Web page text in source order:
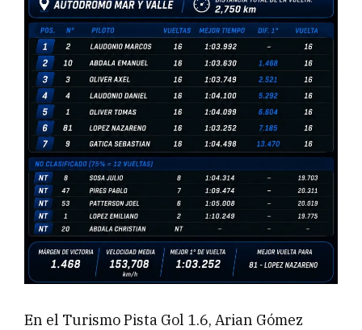
En el Turismo Pista Gol 1.6, Arian Gómez